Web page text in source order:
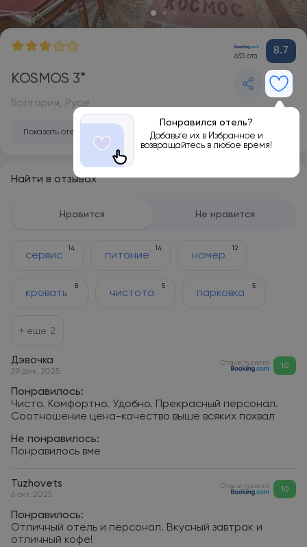
633 отз. 8.7
KOSMOS 3*
Понравился отель?
Добавьте их в Избранное и
возвращайтесь в любое время!
Болгария, Русе
Показать отель на карте
Найти в отзывах
Нравится Не нравится
сервис
14
питание
14
номер
12
кровать
8
чистота
5
парковка
5
+ еще 2
Дэвочка
29 дек. 2025
Отзыв туриста 10
Понравилось:
Чисто. Комфортно. Удобно. Прекрасный персонал.
Соотношение цена-качество выше всяких похвал
Не понравилось:
Понравилось вме
Tuzhovets
6 окт. 2025
Отзыв туриста 10
Понравилось:
Отличный отель и персонал. Вкусный завтрак и
отличный кофе!